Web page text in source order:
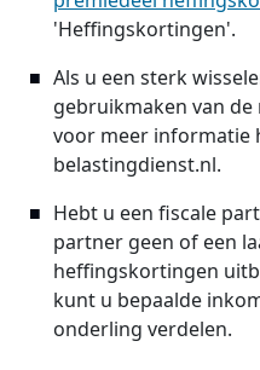
'Heffingskortingen'.
Als u een sterk
gebruikmaken van
voor meer informatie
belastingdienst.nl.
Hebt u een fiscale
partner geen of een
heffingskortingen
kunt u bepaalde
onderling verdelen.